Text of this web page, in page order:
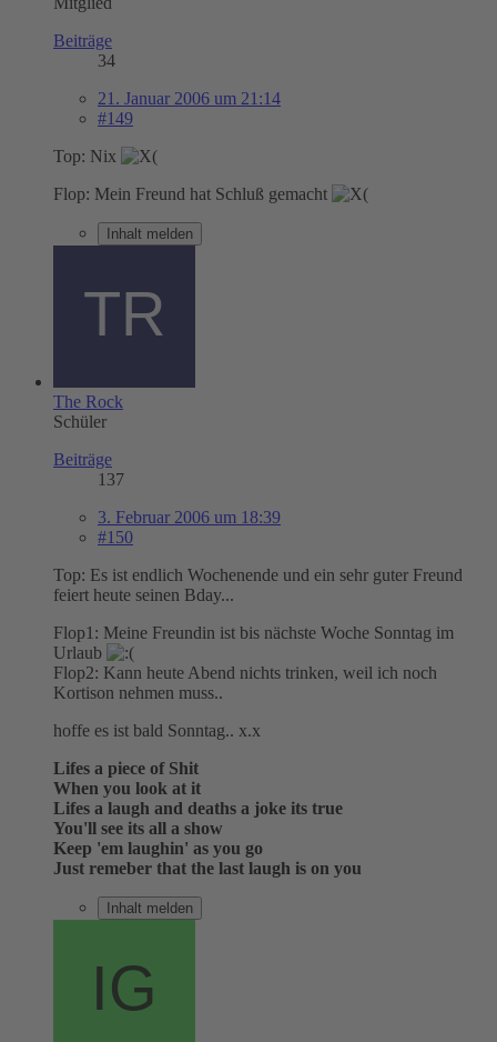
Beiträge
34
21. Januar 2006 um 21:14
#149
Top: Nix
Flop: Mein Freund hat Schluß gemacht
Inhalt melden
The Rock
Schüler
Beiträge
137
3. Februar 2006 um 18:39
#150
Top: Es ist endlich Wochenende und ein sehr guter Freund
feiert heute seinen Bday...
Flop1: Meine Freundin ist bis nächste Woche Sonntag im
Urlaub
Flop2: Kann heute Abend nichts trinken, weil ich noch
Kortison nehmen muss..
hoffe es ist bald Sonntag.. x.x
Lifes a piece of Shit
When you look at it
Lifes a laugh and deaths a joke its true
You'll see its all a show
Keep 'em laughin' as you go
Just remeber that the last laugh is on you
Inhalt melden